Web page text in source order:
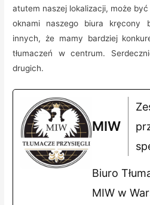
atutem naszej lokalizacji, może
oknami naszego biura kręcony
innych, że mamy bardziej
tłumaczeń w centrum.
drugich.
MIW
Biuro
MIW w